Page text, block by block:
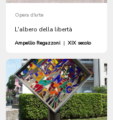
Opera d'arte
L'albero della libertà
Ampellio Regazzoni | XIX secolo